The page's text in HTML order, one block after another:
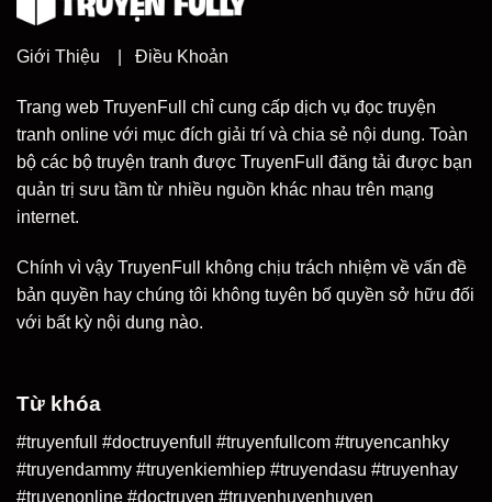
Giới Thiệu Điều Khoản
Trang web TruyenFull chỉ cung cấp dịch vụ đọc truyện
tranh online với mục đích giải trí và chia sẻ nội dung. Toàn
bộ các bộ truyện tranh được TruyenFull đăng tải được bạn
quản trị sưu tầm từ nhiều nguồn khác nhau trên mạng
internet.
Chính vì vậy TruyenFull không chịu trách nhiệm về vấn đề
bản quyền hay chúng tôi không tuyên bố quyền sở hữu đối
với bất kỳ nội dung nào.
Từ khóa
#truyenfull #doctruyenfull #truyenfullcom #truyencanhky
#truyendammy #truyenkiemhiep #truyendasu #truyenhay
#truyenonline #doctruyen #truyenhuyenhuyen